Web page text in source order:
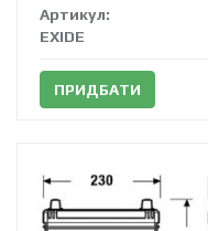
Артикул:
EXIDE
ПРИДБАТИ